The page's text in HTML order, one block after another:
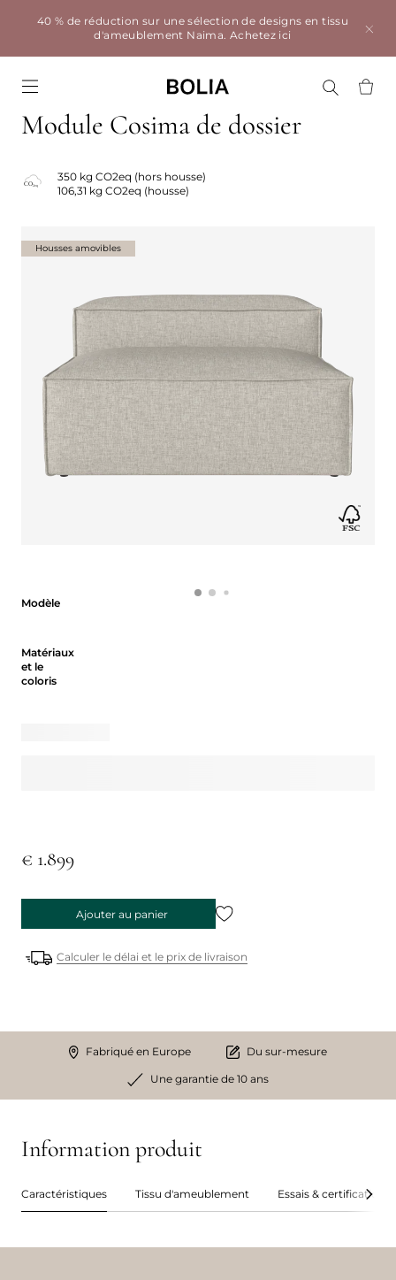
40 % de réduction sur une sélection de designs en tissu
d'ameublement Naima.Achetez ici
Module Cosima de dossier
350 kg CO2eq (hors housse)
106,31 kg CO2eq (housse)
Modèle
Matériaux
et le
coloris
€ 1.899
Ajouter au panier
Calculer le délai et le prix de livraison
Housses amovibles
Fabriqué en Europe Du sur-mesure
Une garantie de 10 ans
Information produit
Caractéristiques Tissu d'ameublement Essais & certifications